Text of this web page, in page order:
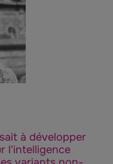
à développer
l'intelligence